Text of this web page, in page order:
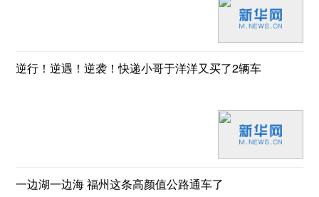
逆行！逆遇！逆袭！快递小哥于洋洋又买了2辆车
一边湖一边海 福州这条高颜值公路通车了